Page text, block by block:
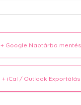
+ Google Naptárba mentés
+ iCal / Outlook Exportálás